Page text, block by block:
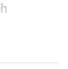
dopo il
secondo